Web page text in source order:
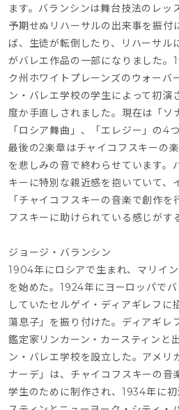
ます。バランシンは舞台技法のレッ
予期せぬリハーサルの出来事を振付
ば、生徒が転倒したり、リハーサル
がバレエ作品の一部になりました
ク州ホワイトプレーンズのウォーバ
ン・バレエ学校の学生によって初演
度か手直しされました。現在は「ソ
「ロシア舞曲」、「エレジー」の4
最後の2楽章はチャイコフスキーの
を悲しみの音で終わらせています。
キーに特別な親近感を抱いていて、
「チャイコフスキーの音楽で創作
フスキーに助けられている感じがす
ジョージ・バランシン
1904年にロシアで生まれ、マリイ
を始めた。1924年にヨーロッパで
していたセルゲイ・ディアギレフに
蕩息子」を振り付けた。ディアギレ
鑑定家リンカーン・カースティンと
ン・バレエ学校を設立した。アメリ
ナーデ」は、チャイコフスキーの音
学生のために制作され、1934年に